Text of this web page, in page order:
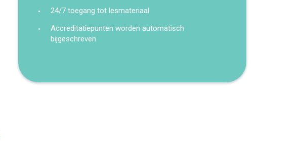
24/7 toegang tot lesmateriaal
Accreditatiepunten worden automatisch
bijgeschreven